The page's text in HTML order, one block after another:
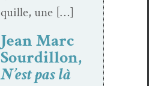
quille, une […]
Jean Marc
Sourdillon,
N’est pas là